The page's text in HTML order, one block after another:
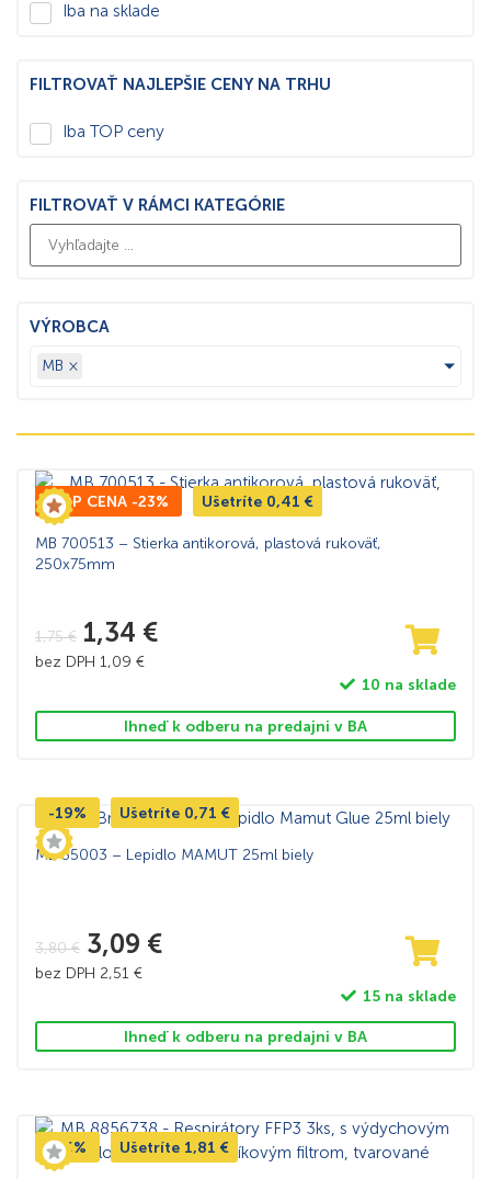
Iba na sklade
FILTROVAŤ NAJLEPŠIE CENY NA TRHU
Iba TOP ceny
FILTROVAŤ V RÁMCI KATEGÓRIE
VÝROBCA
MB ×
TOP CENA -23% Ušetríte 0,41 €
MB 700513 – Stierka antikorová, plastová rukoväť,
250x75mm
1,75€ 1,34 €
bez DPH 1,09 €
10 na sklade
Ihneď k odberu na predajni v BA
-19% Ušetríte 0,71 €
MB 35003 – Lepidlo MAMUT 25ml biely
3,80€ 3,09 €
bez DPH 2,51 €
15 na sklade
Ihneď k odberu na predajni v BA
-16% Ušetríte 1,81 €